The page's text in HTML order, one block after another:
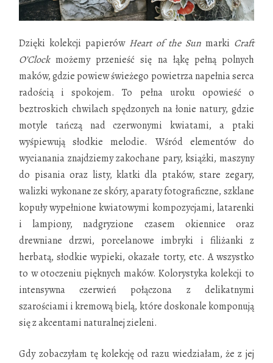
Dzięki kolekcji papierów Heart of the Sunmarki Craft
O’Clock możemy przenieść się na łąkę pełną polnych
maków, gdzie powiew świeżego powietrza napełnia serca
radością i spokojem. To pełna uroku opowieść o
beztroskich chwilach spędzonych na łonie natury, gdzie
motyle tańczą nad czerwonymi kwiatami, a ptaki
wyśpiewują słodkie melodie. Wśród elementów do
wycianania znajdziemy zakochane pary, książki, maszyny
do pisania oraz listy, klatki dla ptaków, stare zegary,
walizki wykonane ze skóry, aparaty fotograficzne, szklane
kopuły wypełnione kwiatowymi kompozycjami, latarenki
i lampiony, nadgryzione czasem okiennice oraz
drewniane drzwi, porcelanowe imbryki i filiżanki z
herbatą, słodkie wypieki, okazałe torty, etc. A wszystko
to w otoczeniu pięknych maków. Kolorystyka kolekcji to
intensywna czerwień połączona z delikatnymi
szarościami i kremową bielą, które doskonale komponują
się z akcentami naturalnej zieleni.
Gdy zobaczyłam tę kolekcję od razu wiedziałam, że z jej